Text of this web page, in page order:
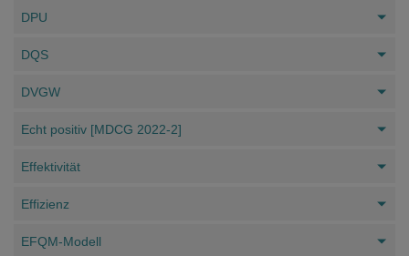
DPU
DQS
DVGW
Echt positiv [MDCG 2022-2]
Effektivität
Effizienz
EFQM-Modell